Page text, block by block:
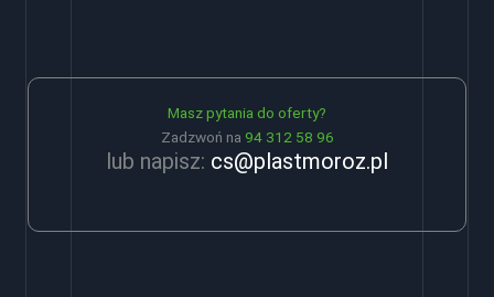
Masz pytania do oferty?
Zadzwoń na 94 312 58 96
lub napisz: cs@plastmoroz.pl